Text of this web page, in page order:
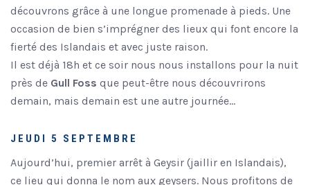
découvrons grâce à une longue promenade à pieds. Une
occasion de bien s’imprégner des lieux qui font encore la
fierté des Islandais et avec juste raison.
Il est déjà 18h et ce soir nous nous installons pour la nuit
près de Gull Foss que peut-être nous découvrirons
demain, mais demain est une autre journée…
JEUDI 5 SEPTEMBRE
Aujourd’hui, premier arrêt à Geysir (jaillir en Islandais),
ce lieu qui donna le nom aux geysers. Nous profitons de